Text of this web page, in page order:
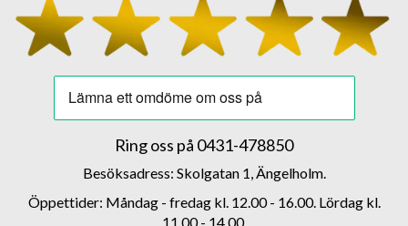
Ring oss på 0431-478850
Besöksadress: Skolgatan 1, Ängelholm.
Öppettider: Måndag - fredag kl. 12.00 - 16.00. Lördag kl.
11.00 - 14.00.